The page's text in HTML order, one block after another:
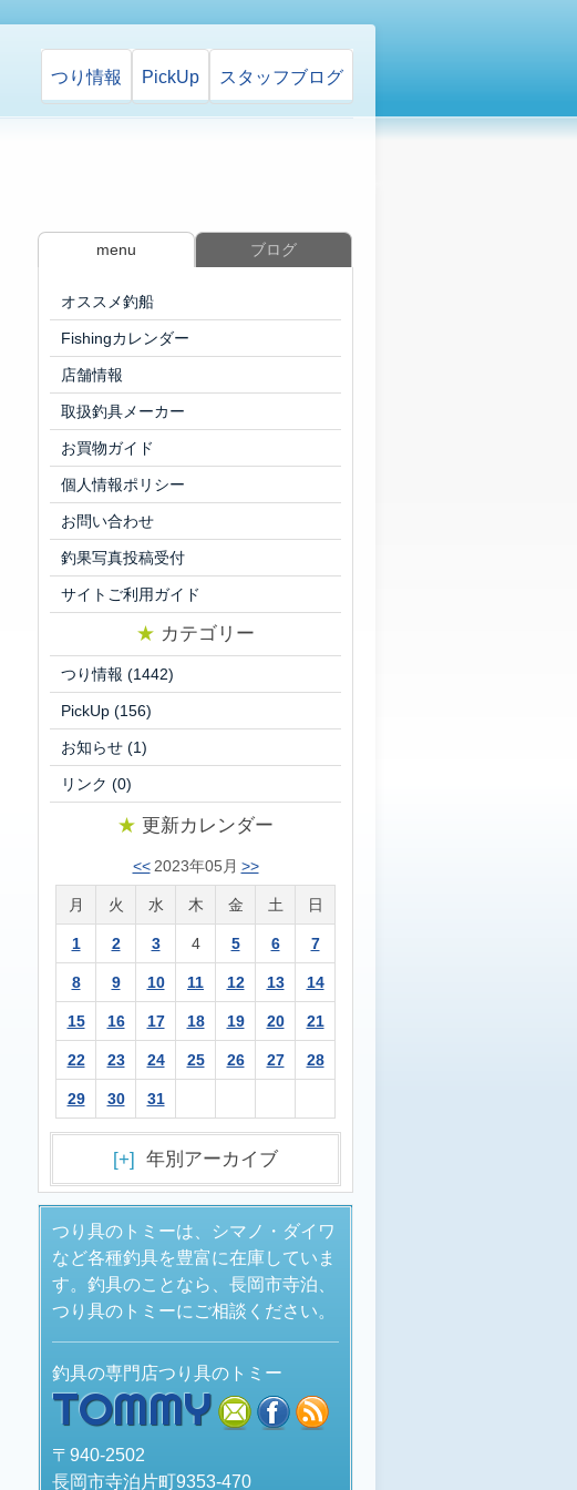
つり情報 PickUp スタッフブログ
menu ブログ
オススメ釣船
Fishingカレンダー
店舗情報
取扱釣具メーカー
お買物ガイド
個人情報ポリシー
お問い合わせ
釣果写真投稿受付
サイトご利用ガイド
★ カテゴリー
つり情報 (1442)
PickUp (156)
お知らせ (1)
リンク (0)
★ 更新カレンダー
<< 2023年05月 >>
月 火 水 木 金 土 日
1 2 3 4 5 6 7
8 9 10 11 12 13 14
15 16 17 18 19 20 21
22 23 24 25 26 27 28
29 30 31
[+] 年別アーカイブ
つり具のトミーは、シマノ・ダイワ
など各種釣具を豊富に在庫していま
す。釣具のことなら、長岡市寺泊、
つり具のトミーにご相談ください。
釣具の専門店つり具のトミー
TOMMY mail facebook
〒940-2502
長岡市寺泊片町9353-470